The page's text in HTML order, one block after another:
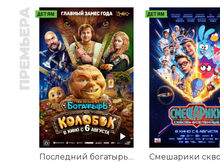
ПРЕМЬЕРА ДЕТЯМ
Последний богатырь. Колобок
ДЕТЯМ